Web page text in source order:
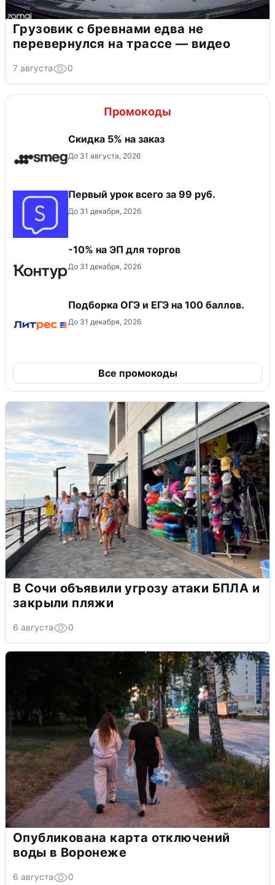
Грузовик с бревнами едва не
перевернулся на трассе — видео
7 августа 0
Промокоды
Скидка 5% на заказ
До 31 августа, 2026
Первый урок всего за 99 руб.
До 31 декабря, 2026
-10% на ЭП для торгов
До 31 декабря, 2026
Подборка ОГЭ и ЕГЭ на 100 баллов.
До 31 декабря, 2026
Все промокоды
В Сочи объявили угрозу атаки БПЛА и
закрыли пляжи
6 августа 0
Опубликована карта отключений
воды в Воронеже
6 августа 0